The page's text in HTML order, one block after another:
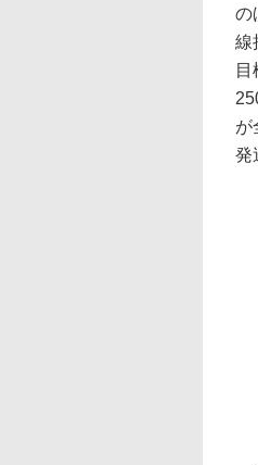
の
線
が
発